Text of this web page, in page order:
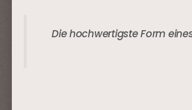
Die hochwertigste Form